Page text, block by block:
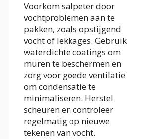
Voorkom salpeter door
vochtproblemen aan te
pakken, zoals opstijgend
vocht of lekkages. Gebruik
waterdichte coatings om
muren te beschermen en
zorg voor goede ventilatie
om condensatie te
minimaliseren. Herstel
scheuren en controleer
regelmatig op nieuwe
tekenen van vocht.